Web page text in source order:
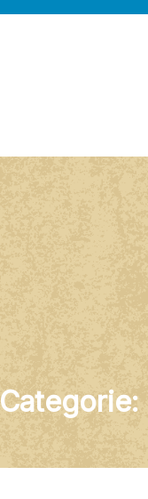
Categorie: